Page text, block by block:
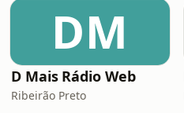
DM
D Mais Rádio Web
Ribeirão Preto